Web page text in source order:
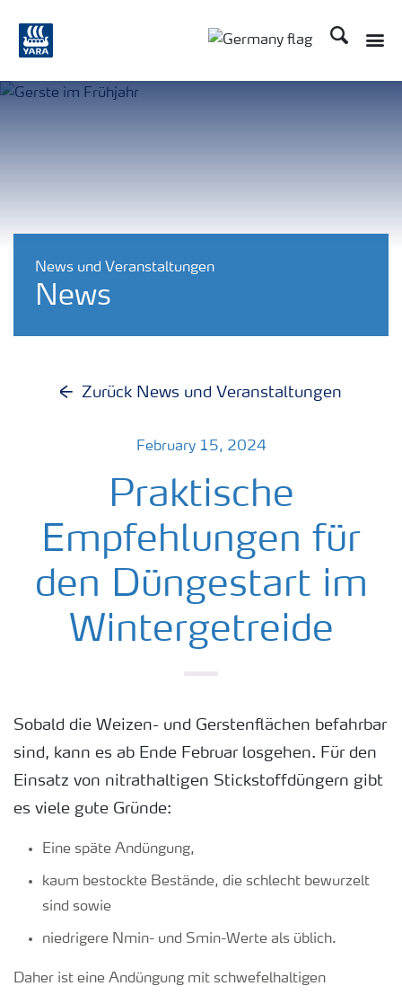
Suchen
News und Veranstaltungen
News
Zurück News und Veranstaltungen
February 15, 2024
Praktische
Empfehlungen für
den Düngestart im
Wintergetreide
Sobald die Weizen- und Gerstenflächen befahrbar
sind, kann es ab Ende Februar losgehen. Für den
Einsatz von nitrathaltigen Stickstoffdüngern gibt
es viele gute Gründe:
Eine späte Andüngung,
kaum bestockte Bestände, die schlecht bewurzelt
sind sowie
niedrigere N min- und Smin-Werte als üblich.
Daher ist eine Andüngung mit schwefelhaltigen